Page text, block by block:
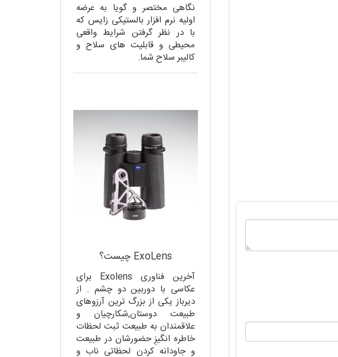
نگاهی مختصر و گویا به عرضه
اولیه نرم افزار بالستیکی زایس که
با در نظر گرفتن شرایط واقعی
محیطی و قابلیت های سلاح و
کالیبر سلاح شما.
ExoLens چیست؟
آخرین فناوری Exolens برای
عکاسی با دوربین دو چشم . از
دیرباز یکی از بزرگ ترین آرزوهای
طبیعت دوستان,شکارچیان و
علاقمندان به طبیعت ثبت لحظات
خاطره انگیزِ حضورشان در طبیعت
و جاودانه کردن لحظاتی ناب و